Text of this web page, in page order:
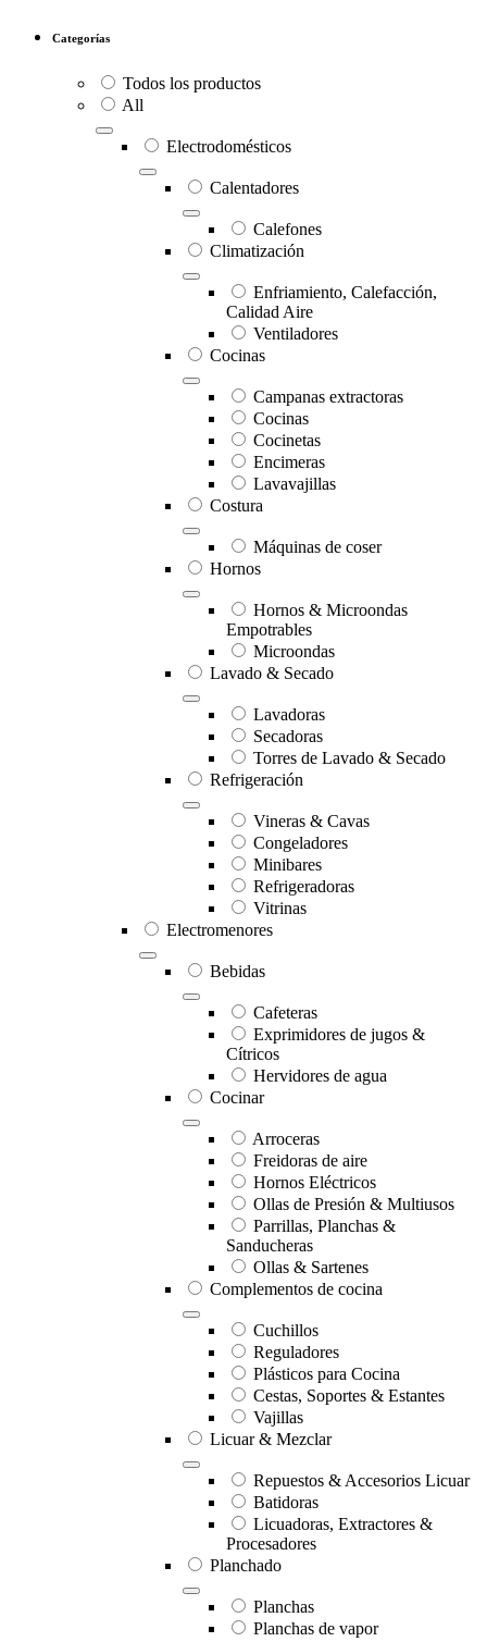
Categorías
Todos los productos
All
Electrodomésticos
Calentadores
Calefones
Climatización
Enfriamiento, Calefacción,
Calidad Aire
Ventiladores
Cocinas
Campanas extractoras
Cocinas
Cocinetas
Encimeras
Lavavajillas
Costura
Máquinas de coser
Hornos
Hornos & Microondas
Empotrables
Microondas
Lavado & Secado
Lavadoras
Secadoras
Torres de Lavado & Secado
Refrigeración
Vineras & Cavas
Congeladores
Minibares
Refrigeradoras
Vitrinas
Electromenores
Bebidas
Cafeteras
Exprimidores de jugos &
Cítricos
Hervidores de agua
Cocinar
Arroceras
Freidoras de aire
Hornos Eléctricos
Ollas de Presión & Multiusos
Parrillas, Planchas &
Sanducheras
Ollas & Sartenes
Complementos de cocina
Cuchillos
Reguladores
Plásticos para Cocina
Cestas, Soportes & Estantes
Vajillas
Licuar & Mezclar
Repuestos & Accesorios Licuar
Batidoras
Licuadoras, Extractores &
Procesadores
Planchado
Planchas
Planchas de vapor